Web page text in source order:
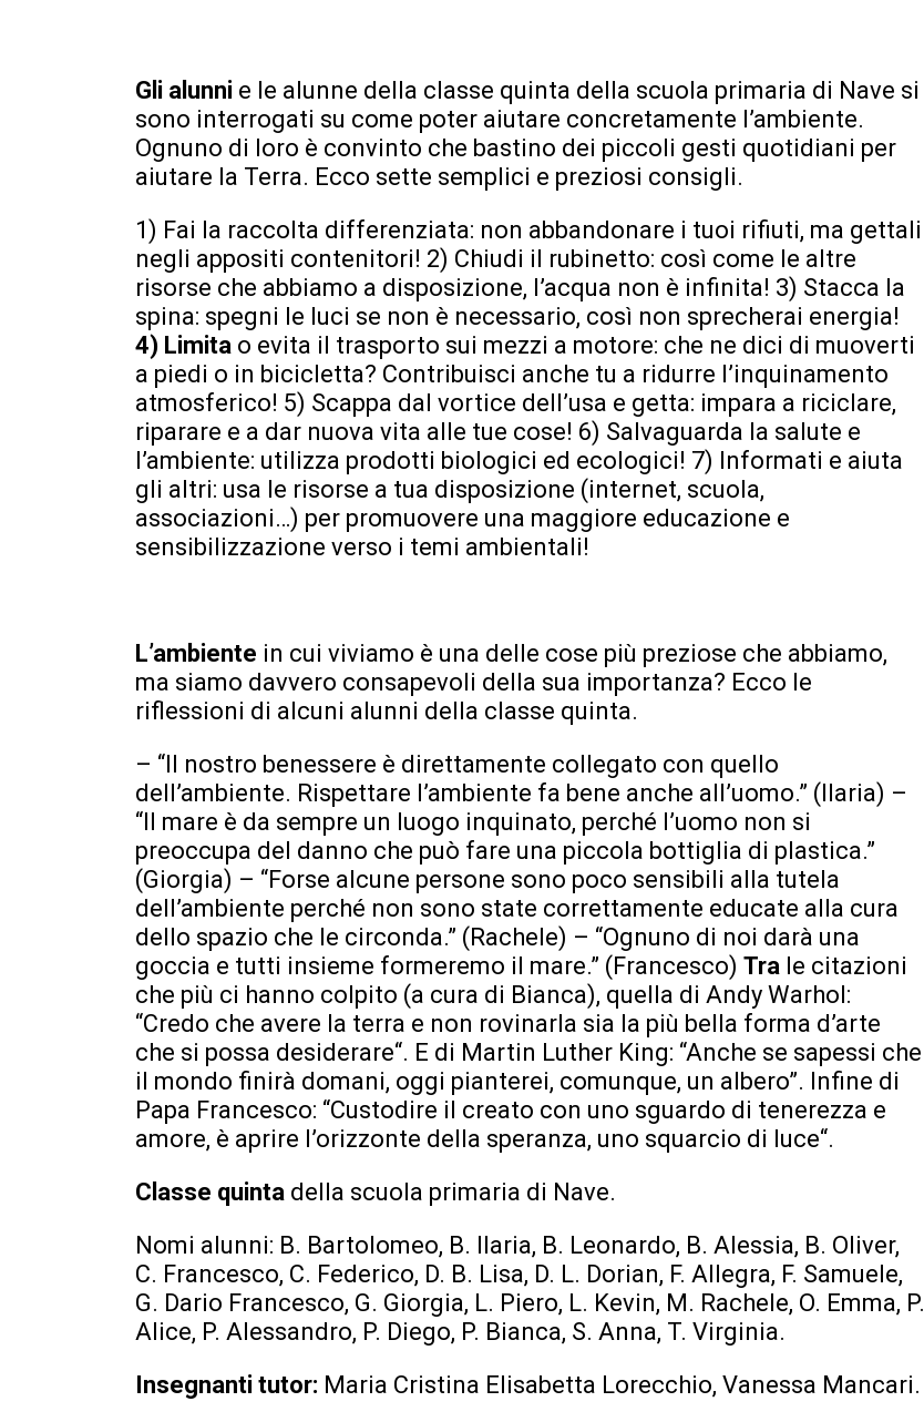
Gli alunni e le alunne della classe quinta della scuola primaria di Nave si
sono interrogati su come poter aiutare concretamente l’ambiente.
Ognuno di loro è convinto che bastino dei piccoli gesti quotidiani per
aiutare la Terra. Ecco sette semplici e preziosi consigli.
1) Fai la raccolta differenziata: non abbandonare i tuoi rifiuti, ma gettali
negli appositi contenitori! 2) Chiudi il rubinetto: così come le altre
risorse che abbiamo a disposizione, l’acqua non è infinita! 3) Stacca la
spina: spegni le luci se non è necessario, così non sprecherai energia!
4) Limita o evita il trasporto sui mezzi a motore: che ne dici di muoverti
a piedi o in bicicletta? Contribuisci anche tu a ridurre l’inquinamento
atmosferico! 5) Scappa dal vortice dell’usa e getta: impara a riciclare,
riparare e a dar nuova vita alle tue cose! 6) Salvaguarda la salute e
l’ambiente: utilizza prodotti biologici ed ecologici! 7) Informati e aiuta
gli altri: usa le risorse a tua disposizione (internet, scuola,
associazioni…) per promuovere una maggiore educazione e
sensibilizzazione verso i temi ambientali!
L’ambiente in cui viviamo è una delle cose più preziose che abbiamo,
ma siamo davvero consapevoli della sua importanza? Ecco le
riflessioni di alcuni alunni della classe quinta.
– “Il nostro benessere è direttamente collegato con quello
dell’ambiente. Rispettare l’ambiente fa bene anche all’uomo.” (Ilaria) –
“Il mare è da sempre un luogo inquinato, perché l’uomo non si
preoccupa del danno che può fare una piccola bottiglia di plastica.”
(Giorgia) – “Forse alcune persone sono poco sensibili alla tutela
dell’ambiente perché non sono state correttamente educate alla cura
dello spazio che le circonda.” (Rachele) – “Ognuno di noi darà una
goccia e tutti insieme formeremo il mare.” (Francesco) Tra le citazioni
che più ci hanno colpito (a cura di Bianca), quella di Andy Warhol:
“Credo che avere la terra e non rovinarla sia la più bella forma d’arte
che si possa desiderare“. E di Martin Luther King: “Anche se sapessi che
il mondo finirà domani, oggi pianterei, comunque, un albero”. Infine di
Papa Francesco: “Custodire il creato con uno sguardo di tenerezza e
amore, è aprire l’orizzonte della speranza, uno squarcio di luce“.
Classe quinta della scuola primaria di Nave.
Nomi alunni: B. Bartolomeo, B. Ilaria, B. Leonardo, B. Alessia, B. Oliver,
C. Francesco, C. Federico, D. B. Lisa, D. L. Dorian, F. Allegra, F. Samuele,
G. Dario Francesco, G. Giorgia, L. Piero, L. Kevin, M. Rachele, O. Emma, P.
Alice, P. Alessandro, P. Diego, P. Bianca, S. Anna, T. Virginia.
Insegnanti tutor: Maria Cristina Elisabetta Lorecchio, Vanessa Mancari.